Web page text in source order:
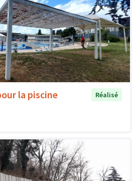
la piscine
Réalisé